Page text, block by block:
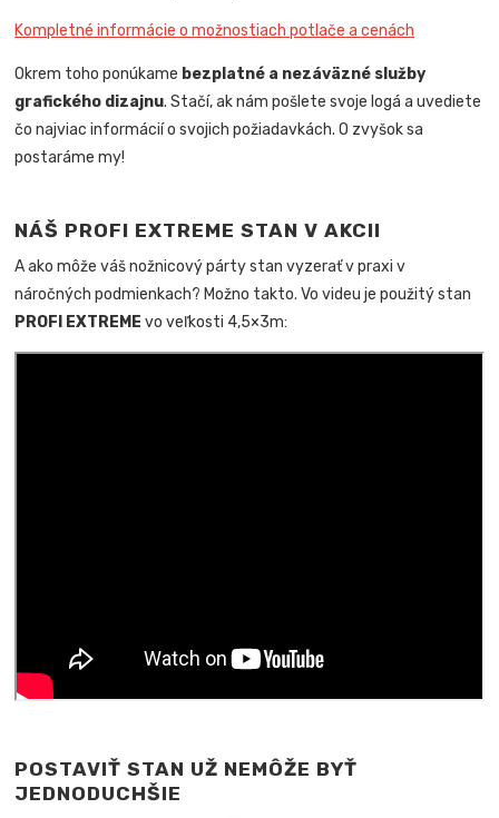
Kompletné informácie o možnostiach potlače a cenách
Okrem toho ponúkame bezplatné a nezáväzné služby
grafického dizajnu. Stačí, ak nám pošlete svoje logá a uvediete
čo najviac informácií o svojich požiadavkách. O zvyšok sa
postaráme my!
NÁŠ PROFI EXTREME STAN V AKCII
A ako môže váš nožnicový párty stan vyzerať v praxi v
náročných podmienkach? Možno takto. Vo videu je použitý stan
PROFI EXTREME vo veľkosti 4,5×3m:
POSTAVIŤ STAN UŽ NEMÔŽE BYŤ
JEDNODUCHŠIE